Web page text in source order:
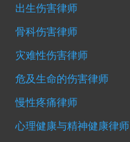
出生伤害律师
骨科伤害律师
灾难性伤害律师
危及生命的伤害律师
慢性疼痛律师
心理健康与精神健康律师